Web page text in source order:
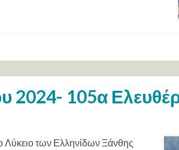
2024- 105α
των Ελληνίδων Ξάνθης